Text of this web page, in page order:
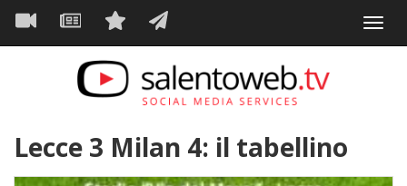
Salta
contenuto
Navigazione
principale
Lecce 3 Milan 4: il tabellino